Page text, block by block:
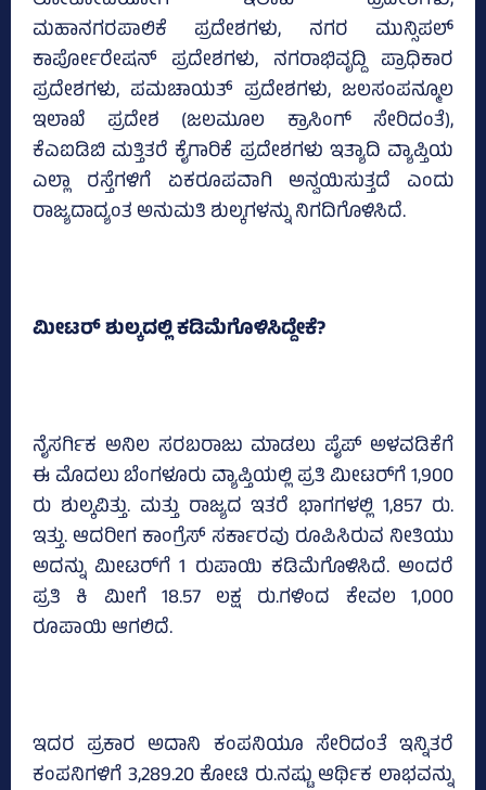
ಮಹಾನಗರಪಾಲಿಕೆ ಪ್ರದೇಶಗಳು, ನಗರ ಮುನ್ಸಿಪಲ್‌
ಕಾರ್ಪೋರೇಷನ್‌ ಪ್ರದೇಶಗಳು, ನಗರಾಭಿವೃದ್ದಿ ಪ್ರಾಧಿಕಾರ
ಪ್ರದೇಶಗಳು, ಪಮಚಾಯತ್‌ ಪ್ರದೇಶಗಳು, ಜಲಸಂಪನ್ಮೂಲ
ಇಲಾಖೆ ಪ್ರದೇಶ (ಜಲಮೂಲ ಕ್ರಾಸಿಂಗ್‌ ಸೇರಿದಂತೆ),
ಕೆಎಐಡಿಬಿ ಮತ್ತಿತರೆ ಕೈಗಾರಿಕೆ ಪ್ರದೇಶಗಳು ಇತ್ಯಾದಿ ವ್ಯಾಪ್ತಿಯ
ಎಲ್ಲಾ ರಸ್ತೆಗಳಿಗೆ ಏಕರೂಪವಾಗಿ ಅನ್ವಯಿಸುತ್ತದೆ ಎಂದು
ರಾಜ್ಯದಾದ್ಯಂತ ಅನುಮತಿ ಶುಲ್ಕಗಳನ್ನು ನಿಗದಿಗೊಳಿಸಿದೆ.
ಮೀಟರ್‌ ಶುಲ್ಕದಲ್ಲಿ ಕಡಿಮೆಗೊಳಿಸಿದ್ದೇಕೆ?
ನೈಸರ್ಗಿಕ ಅನಿಲ ಸರಬರಾಜು ಮಾಡಲು ಪೈಪ್ ಅಳವಡಿಕೆಗೆ
ಈ ಮೊದಲು ಬೆಂಗಳೂರು ವ್ಯಾಪ್ತಿಯಲ್ಲಿ ಪ್ರತಿ ಮೀಟರ್‌ಗೆ 1,900
ರು ಶುಲ್ಕವಿತ್ತು. ಮತ್ತು ರಾಜ್ಯದ ಇತರೆ ಭಾಗಗಳಲ್ಲಿ 1,857 ರು.
ಇತ್ತು. ಆದರೀಗ ಕಾಂಗ್ರೆಸ್‌ ಸರ್ಕಾರವು ರೂಪಿಸಿರುವ ನೀತಿಯು
ಅದನ್ನು ಮೀಟರ್‌ಗೆ 1 ರುಪಾಯಿ ಕಡಿಮೆಗೊಳಿಸಿದೆ. ಅಂದರೆ
ಪ್ರತಿ ಕಿ ಮೀಗೆ 18.57 ಲಕ್ಷ ರು.ಗಳಿಂದ ಕೇವಲ 1,000
ರೂಪಾಯಿ ಆಗಲಿದೆ.
ಇದರ ಪ್ರಕಾರ ಅದಾನಿ ಕಂಪನಿಯೂ ಸೇರಿದಂತೆ ಇನ್ನಿತರೆ
ಕಂಪನಿಗಳಿಗೆ 3,289.20 ಕೋಟಿ ರು.ನಷ್ಟು ಆರ್ಥಿಕ ಲಾಭವನ್ನು